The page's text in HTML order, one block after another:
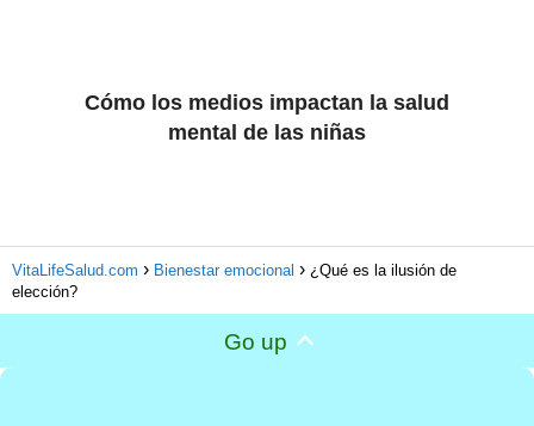
Cómo los medios impactan la salud
mental de las niñas
VitaLifeSalud.com Bienestar emocional
¿Qué es la ilusión de
elección?
Go up